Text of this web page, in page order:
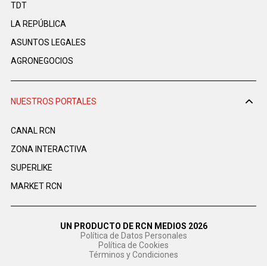
TDT
LA REPÚBLICA
ASUNTOS LEGALES
AGRONEGOCIOS
NUESTROS PORTALES
CANAL RCN
ZONA INTERACTIVA
SUPERLIKE
MARKET RCN
UN PRODUCTO DE RCN MEDIOS 2026
Política de Datos Personales
Política de Cookies
Términos y Condiciones